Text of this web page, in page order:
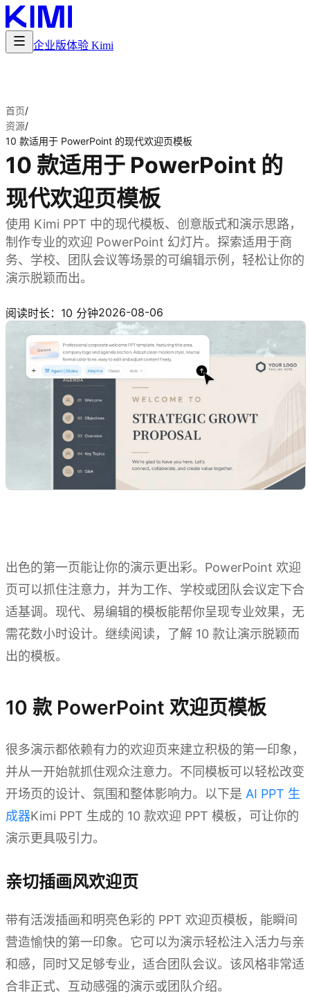
企业版体验 Kimi
首页/
资源/
10 款适用于 PowerPoint 的现代欢迎页模板
10 款适用于 PowerPoint 的
现代欢迎页模板
使用 Kimi PPT 中的现代模板、创意版式和演示思路，
制作专业的欢迎 PowerPoint 幻灯片。探索适用于商
务、学校、团队会议等场景的可编辑示例，轻松让你的
演示脱颖而出。
阅读时长：10 分钟2026-08-06
出色的第一页能让你的演示更出彩。PowerPoint 欢迎
页可以抓住注意力，并为工作、学校或团队会议定下合
适基调。现代、易编辑的模板能帮你呈现专业效果，无
需花数小时设计。继续阅读，了解 10 款让演示脱颖而
出的模板。
10 款 PowerPoint 欢迎页模板
很多演示都依赖有力的欢迎页来建立积极的第一印象，
并从一开始就抓住观众注意力。不同模板可以轻松改变
开场页的设计、氛围和整体影响力。以下是 AI PPT 生
成器Kimi PPT 生成的 10 款欢迎 PPT 模板，可让你的
演示更具吸引力。
亲切插画风欢迎页
带有活泼插画和明亮色彩的 PPT 欢迎页模板，能瞬间
营造愉快的第一印象。它可以为演示轻松注入活力与亲
和感，同时又足够专业，适合团队会议。该风格非常适
合非正式、互动感强的演示或团队介绍。